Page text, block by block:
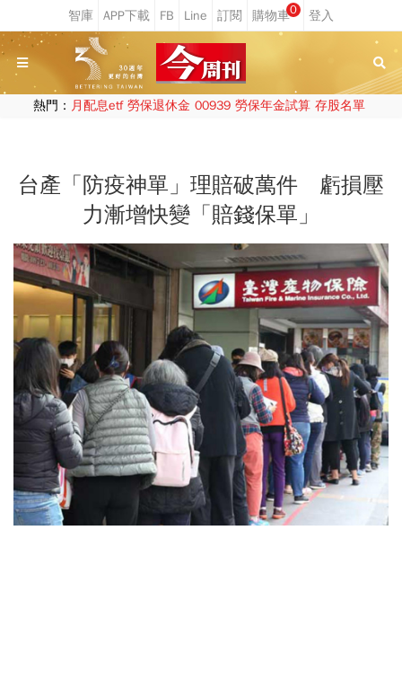
0
熱門： 月配息etf 勞保退休金 00939 勞保年金試算 存股名單
台產「防疫神單」理賠破萬件 虧損壓
力漸增快變「賠錢保單」